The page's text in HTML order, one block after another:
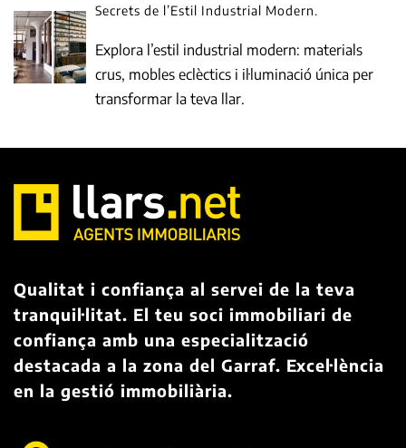
Secrets de l’Estil Industrial Modern.
Explora l’estil industrial modern: materials
crus, mobles eclèctics i il·luminació única per
transformar la teva llar.
Qualitat i confiança al servei de la teva
tranquil·litat. El teu soci immobiliari de
confiança amb una especialització
destacada a la zona del Garraf. Excel·lència
en la gestió immobiliària.